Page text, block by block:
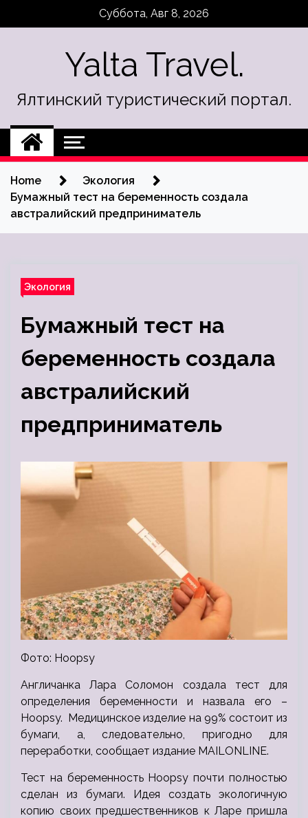
Суббота, Авг 8, 2026
Yalta Travel.
Ялтинский туристический портал.
Home
Экология
Бумажный тест на беременность создала
австралийский предприниматель
Экология
Бумажный тест на
беременность создала
австралийский
предприниматель
Фото: Hoopsy
Англичанка Лара Соломон создала тест для
определения беременности и назвала его –
Hoopsy. Медицинское изделие на 99% состоит из
бумаги, а, следовательно, пригодно для
переработки, сообщает издание MAILONLINE.
Тест на беременность Hoopsy почти полностью
сделан из бумаги. Идея создать экологичную
копию своих предшественников к Ларе пришла